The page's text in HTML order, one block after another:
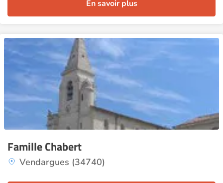
En savoir plus
Famille Chabert
Vendargues (34740)